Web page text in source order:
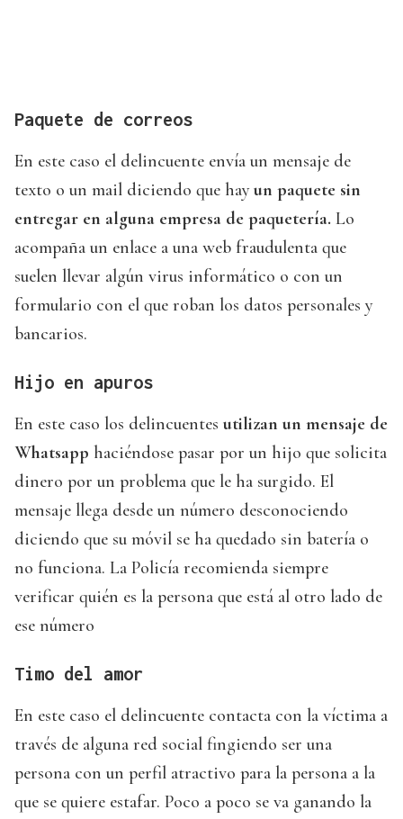
Paquete de correos
En este caso el delincuente envía un mensaje de
texto o un mail diciendo que hayun paquete sin
entregar en alguna empresa de paquetería. Lo
acompaña un enlace a una web fraudulenta que
suelen llevar algún virus informático o con un
formulario con el que roban los datos personales y
bancarios.
Hijo en apuros
En este caso los delincuentes utilizan un mensaje de
Whatsapp haciéndose pasar por un hijo que solicita
dinero por un problema que le ha surgido. El
mensaje llega desde un número desconociendo
diciendo que su móvil se ha quedado sin batería o
no funciona. La Policía recomienda siempre
verificar quién es la persona que está al otro lado de
ese número
Timo del amor
En este caso el delincuente contacta con la víctima a
través de alguna red social fingiendo ser una
persona con un perfil atractivo para la persona a la
que se quiere estafar. Poco a poco se va ganando la